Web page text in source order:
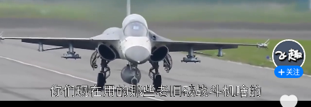
关注